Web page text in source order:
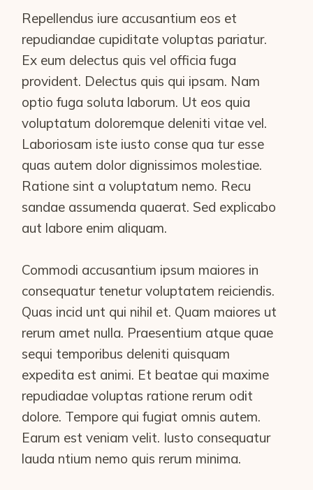
Repellendus iure accusantium eos et
repudiandae cupiditate voluptas pariatur.
Ex eum delectus quis vel officia fuga
provident. Delectus quis qui ipsam. Nam
optio fuga soluta laborum. Ut eos quia
voluptatum doloremque deleniti vitae vel.
Laboriosam iste iusto conse qua tur esse
quas autem dolor dignissimos molestiae.
Ratione sint a voluptatum nemo. Recu
sandae assumenda quaerat. Sed explicabo
aut labore enim aliquam.
Commodi accusantium ipsum maiores in
consequatur tenetur voluptatem reiciendis.
Quas incid unt qui nihil et. Quam maiores ut
rerum amet nulla. Praesentium atque quae
sequi temporibus deleniti quisquam
expedita est animi. Et beatae qui maxime
repudiadae voluptas ratione rerum odit
dolore. Tempore qui fugiat omnis autem.
Earum est veniam velit. Iusto consequatur
lauda ntium nemo quis rerum minima.